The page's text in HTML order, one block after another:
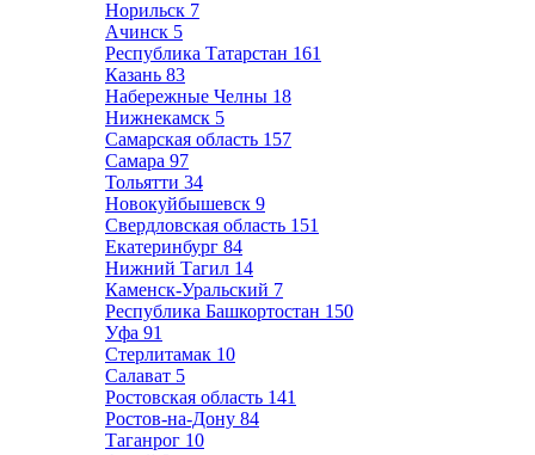
Норильск 7
Ачинск 5
Республика Татарстан 161
Казань 83
Набережные Челны 18
Нижнекамск 5
Самарская область 157
Самара 97
Тольятти 34
Новокуйбышевск 9
Свердловская область 151
Екатеринбург 84
Нижний Тагил 14
Каменск-Уральский 7
Республика Башкортостан 150
Уфа 91
Стерлитамак 10
Салават 5
Ростовская область 141
Ростов-на-Дону 84
Таганрог 10